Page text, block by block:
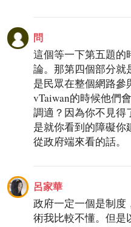
問
這個等一下第五題的
論。那第四個部分就
是民眾在整個網路參
vTaiwan的時候他們
調適？因為你不見得
是就你看到的障礙你
從政府端來看的話。
呂家華
政府一定一個是制度
術我比較不懂。但是